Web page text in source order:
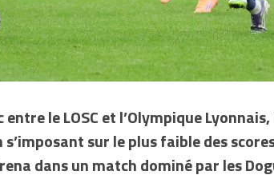
entre le LOSC et l’Olympique
sur le plus faible des
dans un match dominé par les